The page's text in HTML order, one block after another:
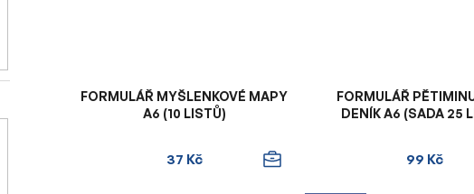
FORMULÁŘ MYŠLENKOVÉ MAPY
A6 (10 LISTŮ)
37 Kč
FORMULÁŘ
DENÍK A6 (SADA 25
99 Kč